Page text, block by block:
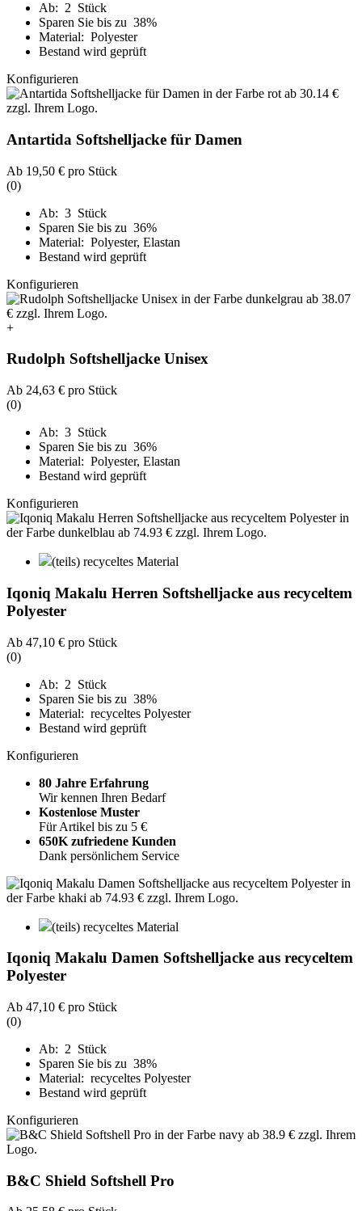
Ab: 2 Stück
Sparen Sie bis zu 38%
Material: Polyester
Bestand wird geprüft
Konfigurieren
Antartida Softshelljacke für Damen
Ab 19,50 € pro Stück
(0)
Ab: 3 Stück
Sparen Sie bis zu 36%
Material: Polyester, Elastan
Bestand wird geprüft
Konfigurieren
+
Rudolph Softshelljacke Unisex
Ab 24,63 € pro Stück
(0)
Ab: 3 Stück
Sparen Sie bis zu 36%
Material: Polyester, Elastan
Bestand wird geprüft
Konfigurieren
(teils) recyceltes Material
Iqoniq Makalu Herren Softshelljacke aus recyceltem
Polyester
Ab 47,10 € pro Stück
(0)
Ab: 2 Stück
Sparen Sie bis zu 38%
Material: recyceltes Polyester
Bestand wird geprüft
Konfigurieren
80 Jahre Erfahrung
Wir kennen Ihren Bedarf
Kostenlose Muster
Für Artikel bis zu 5 €
650K zufriedene Kunden
Dank persönlichem Service
(teils) recyceltes Material
Iqoniq Makalu Damen Softshelljacke aus recyceltem
Polyester
Ab 47,10 € pro Stück
(0)
Ab: 2 Stück
Sparen Sie bis zu 38%
Material: recyceltes Polyester
Bestand wird geprüft
Konfigurieren
B&C Shield Softshell Pro